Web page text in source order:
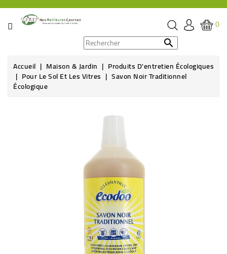
CATÉGORIE
ÉPICERIE
0

Accueil Maison & Jardin Produits D'entretien Écologiques
Pour Le Sol Et Les Vitres Savon Noir Traditionnel
Écologique